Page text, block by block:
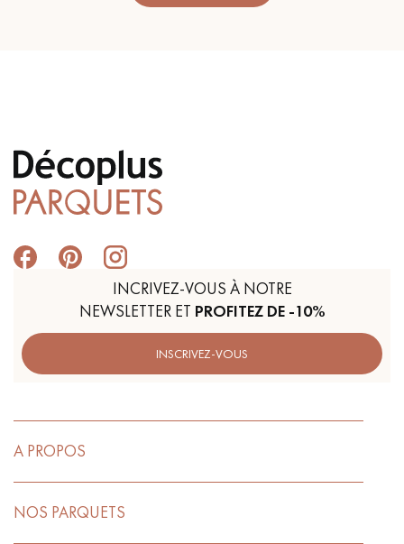
INCRIVEZ-VOUS À NOTRE
NEWSLETTER ET PROFITEZ DE -10%
INSCRIVEZ-VOUS
A PROPOS
NOS PARQUETS